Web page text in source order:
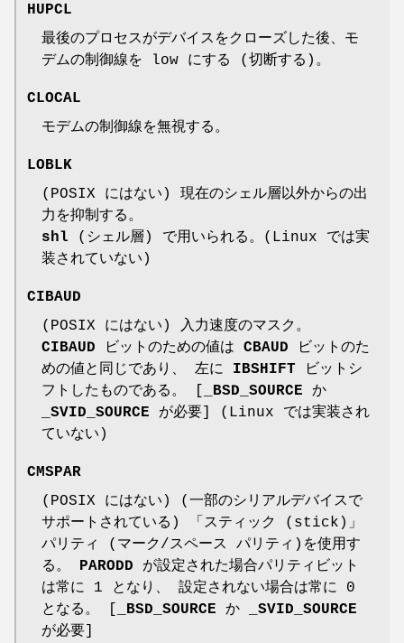
HUPCL
最後のプロセスがデバイスをクローズした後、モ
デムの制御線を low にする (切断する)。
CLOCAL
モデムの制御線を無視する。
LOBLK
(POSIX にはない) 現在のシェル層以外からの出
力を抑制する。
shl (シェル層) で用いられる。(Linux では実
装されていない)
CIBAUD
(POSIX にはない) 入力速度のマスク。
CIBAUD ビットのための値は CBAUD ビットのた
めの値と同じであり、 左に IBSHIFT ビットシ
フトしたものである。 [
_BSD_SOURCE か
_SVID_SOURCE が必要] (Linux では実装され
ていない)
CMSPAR
(POSIX にはない) (一部のシリアルデバイスで
サポートされている) 「スティック (stick)」
パリティ (マーク/スペース パリティ)を使用す
る。 PARODD が設定された場合パリティビット
は常に 1 となり、 設定されない場合は常に 0
となる。 [
_BSD_SOURCE か
_SVID_SOURCE
が必要]